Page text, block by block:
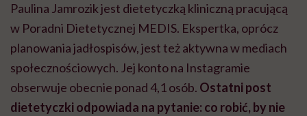
Paulina Jamrozik jest dietetyczką kliniczną pracującą
w Poradni Dietetycznej MEDIS. Ekspertka, oprócz
planowania jadłospisów, jest też aktywna w mediach
społecznościowych. Jej konto na Instagramie
obserwuje obecnie ponad 4,1 osób. Ostatni post
dietetyczki odpowiada na pytanie: co robić, by nie